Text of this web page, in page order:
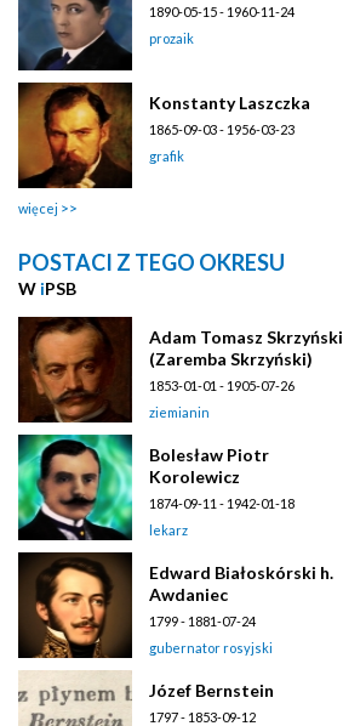
1890-05-15 - 1960-11-24
prozaik
Konstanty Laszczka
1865-09-03 - 1956-03-23
grafik
więcej
POSTACI Z TEGO OKRESU
W iPSB
Adam Tomasz Skrzyński
(Zaremba Skrzyński)
1853-01-01 - 1905-07-26
ziemianin
Bolesław Piotr
Korolewicz
1874-09-11 - 1942-01-18
lekarz
Edward Białoskórski h.
Awdaniec
1799 - 1881-07-24
gubernator rosyjski
Józef Bernstein
1797 - 1853-09-12